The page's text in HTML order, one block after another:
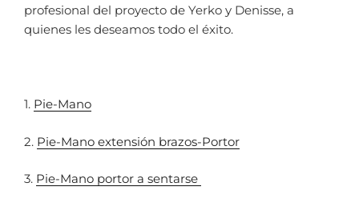
profesional del proyecto de Yerko y Denisse, a
quienes les deseamos todo el éxito.
1. Pie-Mano
2. Pie-Mano extensión brazos-Portor
3. Pie-Mano portor a sentarse